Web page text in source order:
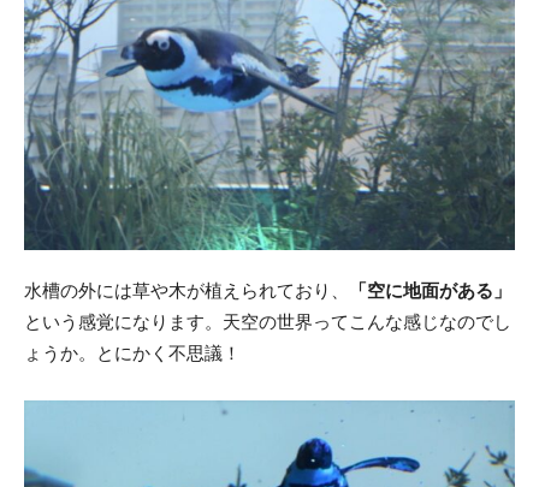
水槽の外には草や木が植えられており、
「空に地面がある」
という感覚になります。天空の世界ってこんな感じなのでし
ょうか。とにかく不思議！